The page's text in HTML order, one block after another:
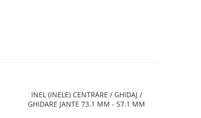
INEL (INELE) CENTRARE / GHIDAJ /
GHIDARE JANTE 73.1 MM - 57.1 MM